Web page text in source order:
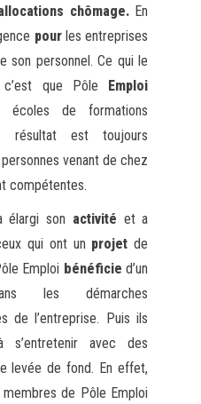
chômage.En
pourles entreprises
son personnel. Ce qui le
que Pôle Emploi
écoles de formations
résultat est toujours
venant de chez
compétentes.
élargi son activité et a
qui ont un projet de
Emploi bénéficie d’un
les démarches
de l’entreprise. Puis ils
avec des
levée de fond. En effet,
de Pôle Emploi